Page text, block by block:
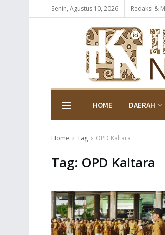
Senin, Agustus 10, 2026 Redaksi &
HOME DAERAH
Home Tag OPD Kaltara
Tag: OPD Kaltara